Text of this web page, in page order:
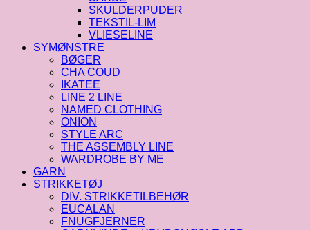
SKULDERPUDER
TEKSTIL-LIM
VLIESELINE
SYMØNSTRE
BØGER
CHA COUD
IKATEE
LINE 2 LINE
NAMED CLOTHING
ONION
STYLE ARC
THE ASSEMBLY LINE
WARDROBE BY ME
GARN
STRIKKETØJ
DIV. STRIKKETILBEHØR
EUCALAN
FNUGFJERNER